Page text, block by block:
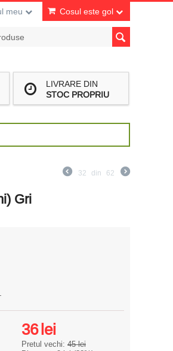
Cosul este gol
meu
LIVRARE DIN
STOC PROPRIU
32 din 62
Gri
36lei
Pretul vechi: 45 lei